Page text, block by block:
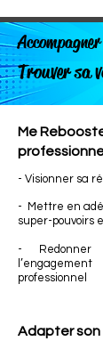
Trouver sa
Me
- Visionner sa
- Mettre en
super-pouvoirs
-
professionnel
Adapter son